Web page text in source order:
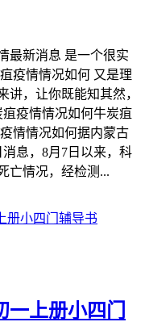
最新消息 是一个很实
疫情情况如何 又是理
讲，让你既能知其然，
疫情情况如何牛炭疽
情情况如何据内蒙古
息，8月7日以来，科
亡情况，经检测...
上册小四门